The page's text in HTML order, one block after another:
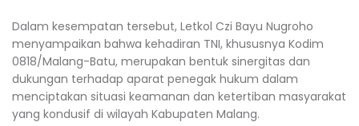
Dalam kesempatan tersebut, Letkol Czi Bayu Nugroho
menyampaikan bahwa kehadiran TNI, khususnya Kodim
0818/Malang-Batu, merupakan bentuk sinergitas dan
dukungan terhadap aparat penegak hukum dalam
menciptakan situasi keamanan dan ketertiban masyarakat
yang kondusif di wilayah Kabupaten Malang.